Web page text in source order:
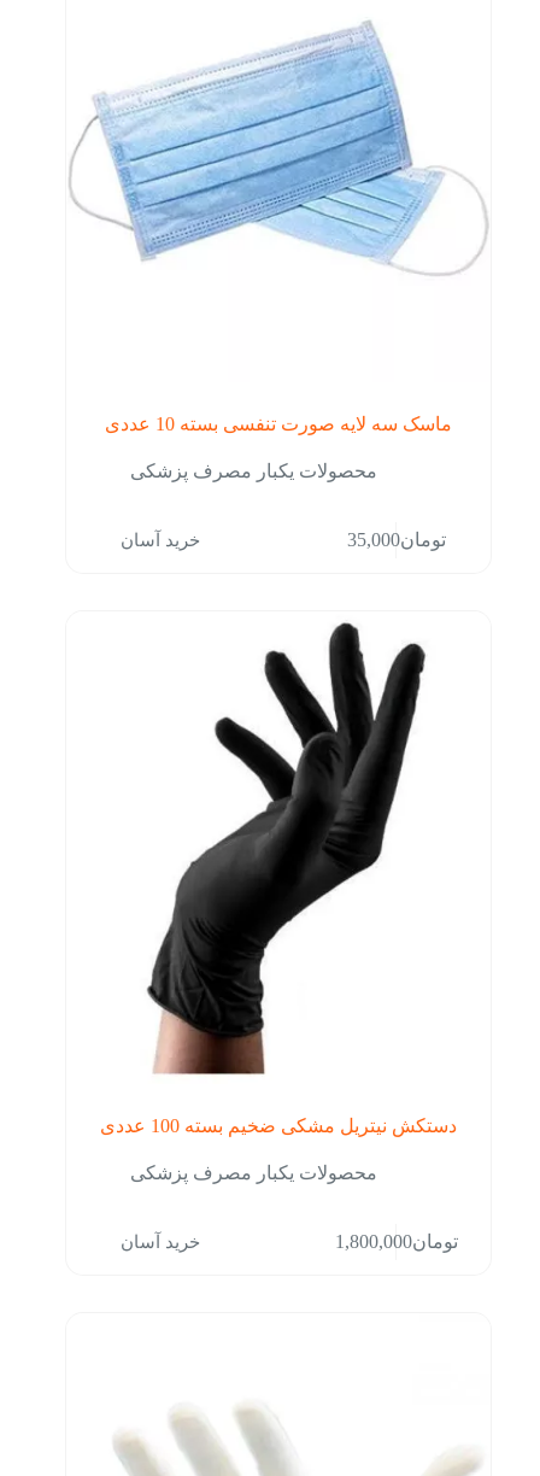
ماسک سه لایه صورت تنفسی بسته 10 عددی
محصولات یکبار مصرف پزشکی
تومان35,000 خرید آسان
دستکش نیتریل مشکی ضخیم بسته 100 عددی
محصولات یکبار مصرف پزشکی
تومان1,800,000 خرید آسان